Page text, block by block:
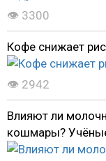
👁 3300
Кофе снижает
👁 2942
Влияют ли
кошмары?